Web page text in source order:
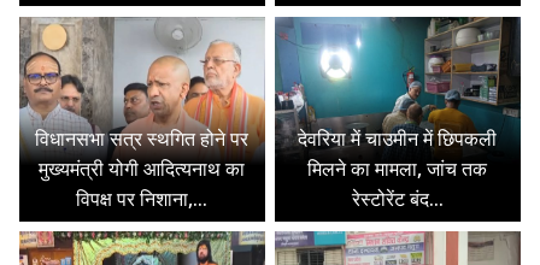
विधानसभा सत्र स्थगित होने पर
मुख्यमंत्री योगी आदित्यनाथ का
विपक्ष पर निशाना,...
देवरिया में चाउमीन में छिपकली
मिलने का मामला, जांच तक
रेस्टोरेंट बंद...